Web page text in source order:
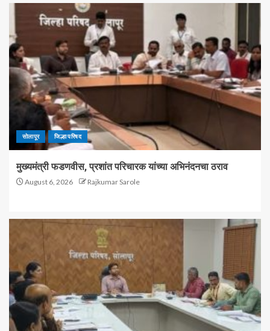
सोलापूर जिल्हा परिषद
मुख्यमंत्री फडणवीस, प्रशांत परिचारक यांच्या अभिनंदनचा ठराव
August 6, 2026 Rajkumar Sarole